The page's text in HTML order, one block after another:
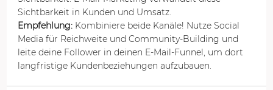
Sichtbarkeit in Kunden und Umsatz.
Empfehlung: Kombiniere beide Kanäle! Nutze Social
Media für Reichweite und Community-Building und
leite deine Follower in deinen E-Mail-Funnel, um dort
langfristige Kundenbeziehungen aufzubauen.